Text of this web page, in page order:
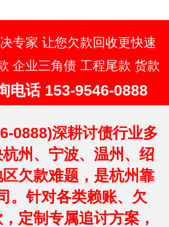
专家 让您欠款回收更快速
企业三角债 工程尾款 货款
电话 153-9546-0888
0888)深耕讨债行业多
州、宁波、温州、绍
欠款难题，是杭州靠
。针对各类赖账、欠
定制专属追讨方案，